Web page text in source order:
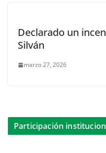
Declarado un
Silván
marzo 27, 2026
Participación